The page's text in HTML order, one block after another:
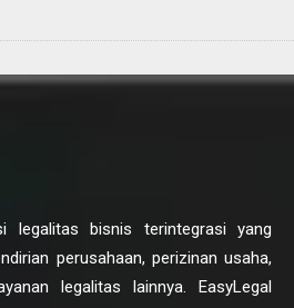
legalitas bisnis terintegrasi yang
perusahaan, perizinan usaha,
legalitas lainnya. EasyLegal